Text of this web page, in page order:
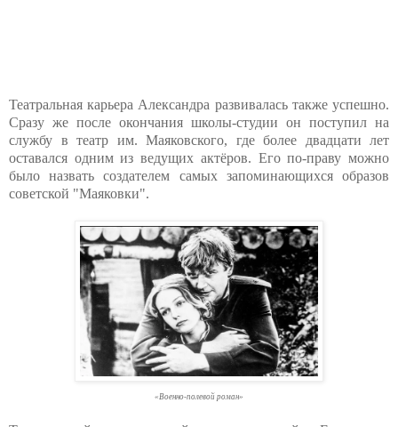
Театральная карьера Александра развивалась также успешно.
Сразу же после окончания школы-студии он поступил на
службу в театр им. Маяковского, где более двадцати лет
оставался одним из ведущих актёров. Его по-праву можно
было назвать создателем самых запоминающихся образов
советской "Маяковки".
«Военно-полевой роман»